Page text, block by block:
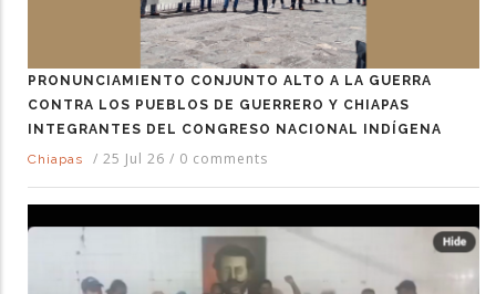
PRONUNCIAMIENTO CONJUNTO ALTO A LA GUERRA
CONTRA LOS PUEBLOS DE GUERRERO Y CHIAPAS
INTEGRANTES DEL CONGRESO NACIONAL INDÍGENA
Chiapas
/ 25 Jul 26 / 0 comments